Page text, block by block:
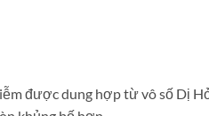
được dung hợp từ vô số Dị